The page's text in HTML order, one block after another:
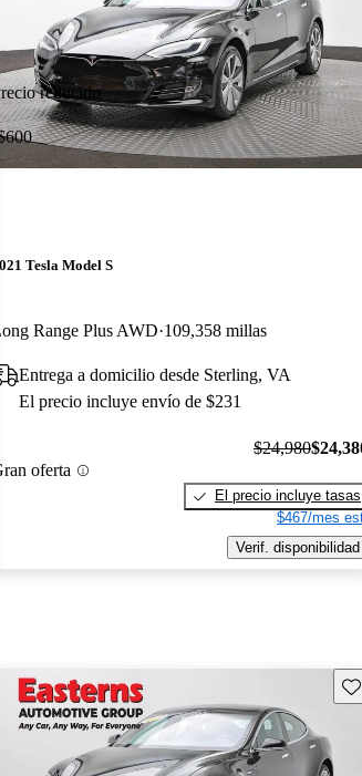
reducido
Tesla Model S
Range Plus AWD 109,358 millas
Entrega a domicilio desde Sterling, VA
El precio incluye envío de $231
oferta
$24,980
El precio incluye tasas
$467/mes
Verif. disponibilidad
este Aviso